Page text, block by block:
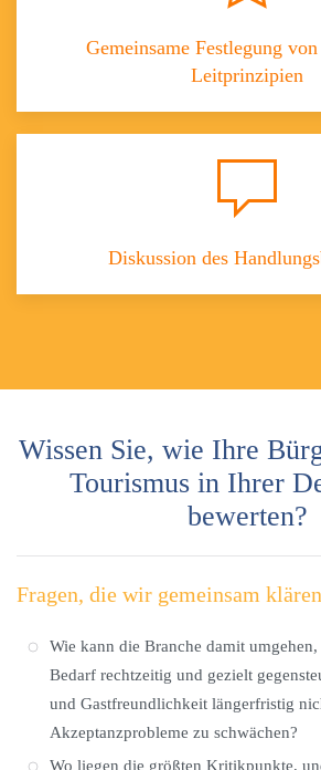
Gemeinsame Festlegung
Leitprinzipien
Diskussion des
Wissen Sie, wie Ihre
Tourismus in Ihrer
bewerten?
Fragen, die wir gemeinsam
Wie kann die Branche damit
Bedarf rechtzeitig und gezielt
und Gastfreundlichkeit längerfristig
Akzeptanzprobleme zu schwächen?
Wo liegen die größten Kritikpunkte,